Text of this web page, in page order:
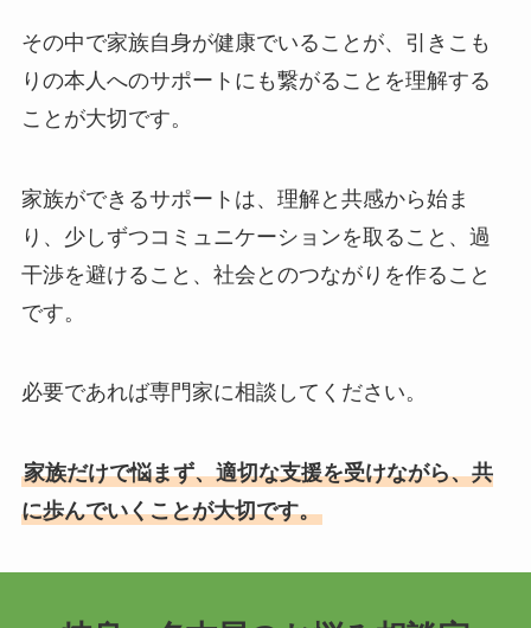
その中で家族自身が健康でいることが、引きこも
りの本人へのサポートにも繋がることを理解する
ことが大切です。
家族ができるサポートは、理解と共感から始ま
り、少しずつコミュニケーションを取ること、過
干渉を避けること、社会とのつながりを作ること
です。
必要であれば専門家に相談してください。
家族だけで悩まず、適切な支援を受けながら、共
に歩んでいくことが大切です。